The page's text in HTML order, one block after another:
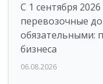
С 1 сентября
перевозочные
обязательными:
бизнеса
06.08.2026